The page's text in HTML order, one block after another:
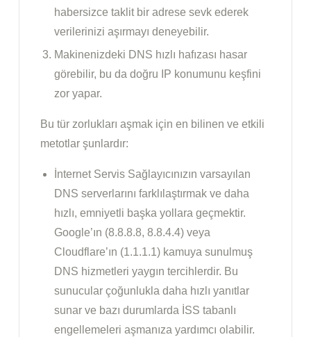
habersizce taklit bir adrese sevk ederek
verilerinizi aşırmayı deneyebilir.
Makinenizdeki DNS hızlı hafızası hasar
görebilir, bu da doğru IP konumunu keşfini
zor yapar.
Bu tür zorlukları aşmak için en bilinen ve etkili
metotlar şunlardır:
İnternet Servis Sağlayıcınızın varsayılan
DNS serverlarını farklılaştırmak ve daha
hızlı, emniyetli başka yollara geçmektir.
Google’ın (8.8.8.8, 8.8.4.4) veya
Cloudflare’ın (1.1.1.1) kamuya sunulmuş
DNS hizmetleri yaygın tercihlerdir. Bu
sunucular çoğunlukla daha hızlı yanıtlar
sunar ve bazı durumlarda İSS tabanlı
engellemeleri aşmanıza yardımcı olabilir.